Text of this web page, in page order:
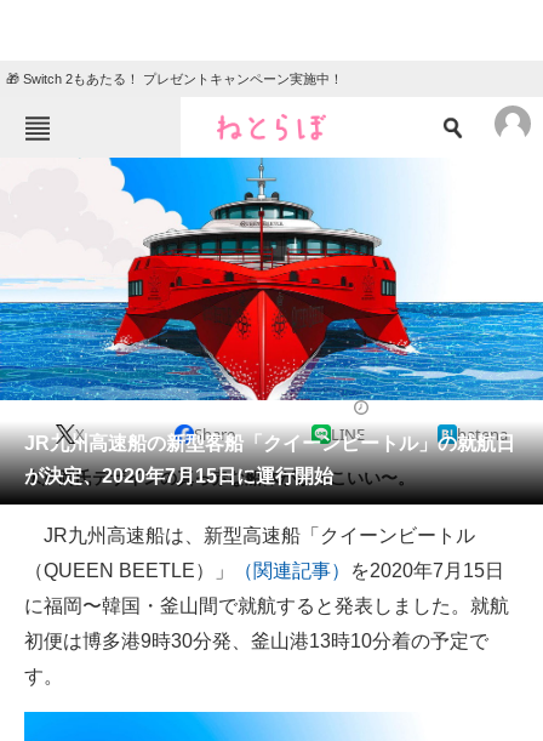
🎁 Switch 2もあたる！ プレゼントキャンペーン実施中！
ねとらぼメニュー
ニュース
クイズ
グルメ 地域
住まい 教育・育児
動物 リサーチ
会員記事
メディア
注目記事を集めた総合ページ
ITの今と未来を見通す
スマホと通信の最新トレンド
JR九州高速船の新型客船「クイーンビートル」の就航日
が決定、2020年7月15日に運行開始
X Share LINE hatena
水戸岡氏デザインの真っ赤な船体がかっこいい〜。
JR九州高速船は、新型高速船「クイーンビートル
（QUEEN BEETLE）」
（関連記事）
を2020年7月15日
に福岡〜韓国・釜山間で就航すると発表しました。就航
初便は博多港9時30分発、釜山港13時10分着の予定で
す。